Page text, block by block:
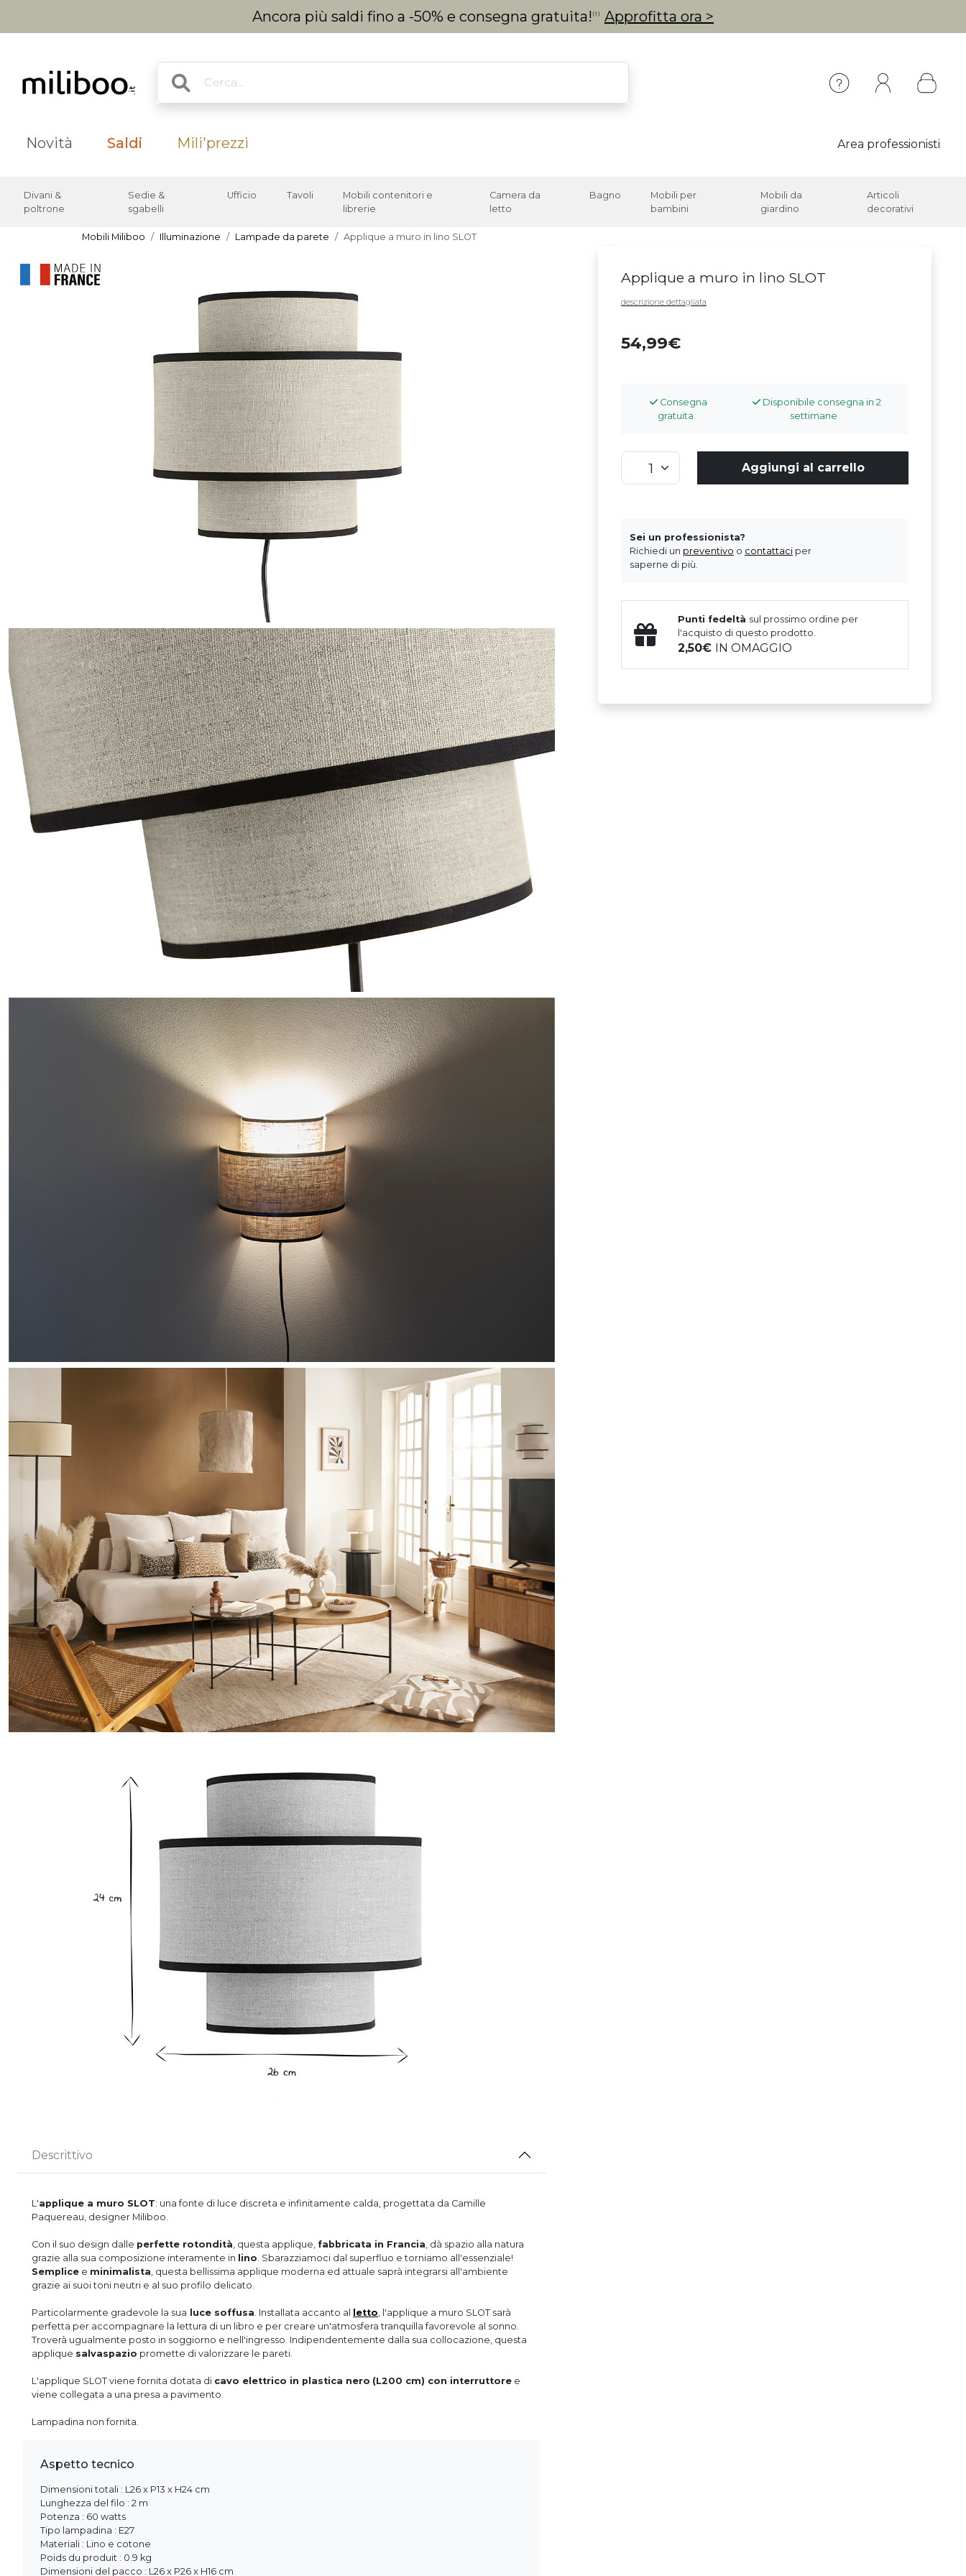
Ancora più saldi fino a -50% e consegna gratuita! (1) Approfitta ora >
Novità Saldi Mili'prezzi Area professionisti
Divani &
poltrone
Sedie &
sgabelli
Ufficio Tavoli
Mobili contenitori e
librerie
Camera da
letto
Bagno
Mobili per
bambini
Mobili da
giardino
Articoli
decorativi
Mobili Miliboo Illuminazione Lampade da parete Applique a muro in lino SLOT
Applique a muro in lino SLOT
descrizione dettagliata
54,99
Consegna
gratuita
Disponibile consegna in 2
settimane
Aggiungi al carrello
Sei un professionista?
Richiedi un preventivo o contattaci per
saperne di più.
Punti fedeltà sul prossimo ordine per
l'acquisto di questo prodotto.
2,50 IN OMAGGIO
Descrittivo
L'applique a muro SLOT: una fonte di luce discreta e infinitamente calda, progettata da Camille
Paquereau, designer Miliboo.
Con il suo design dalle perfette rotondità, questa applique, fabbricata in Francia, dà spazio alla natura
grazie alla sua composizione interamente in lino. Sbarazziamoci dal superfluo e torniamo all'essenziale!
Semplice e minimalista, questa bellissima applique moderna ed attuale saprà integrarsi all'ambiente
grazie ai suoi toni neutri e al suo profilo delicato.
Particolarmente gradevole la sua luce soffusa. Installata accanto al letto, l'applique a muro SLOT sarà
perfetta per accompagnare la lettura di un libro e per creare un'atmosfera tranquilla favorevole al sonno.
Troverà ugualmente posto in soggiorno e nell'ingresso. Indipendentemente dalla sua collocazione, questa
applique salvaspazio promette di valorizzare le pareti.
L'applique SLOT viene fornita dotata di cavo elettrico in plastica nero (L200 cm) con interruttore e
viene collegata a una presa a pavimento.
Lampadina non fornita.
Aspetto tecnico
Dimensioni totali : L26 x P13 x H24 cm
Lunghezza del filo : 2 m
Potenza : 60 watts
Tipo lampadina : E27
Materiali : Lino e cotone
Poids du produit : 0.9 kg
Dimensioni del pacco : L26 x P26 x H16 cm